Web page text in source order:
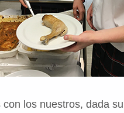
los nuestros, dada su